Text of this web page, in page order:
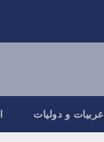
عربيات و دوليات